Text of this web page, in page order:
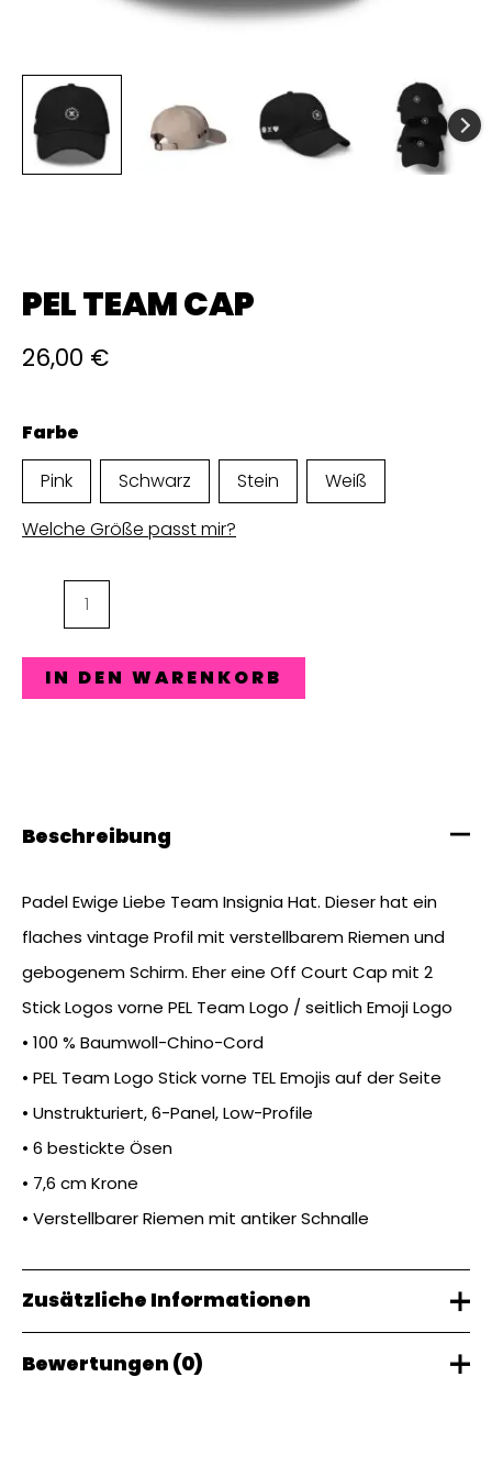
PEL TEAM CAP
26,00 €
Farbe
Pink
Schwarz Stein
Weiß
Welche Größe passt mir?
Team
Cap
Menge
IN DEN WARENKORB
Beschreibung
Padel Ewige Liebe Team Insignia Hat. Dieser hat ein
flaches vintage Profil mit verstellbarem Riemen und
gebogenem Schirm. Eher eine Off Court Cap mit 2
Stick Logos vorne PEL Team Logo / seitlich Emoji Logo
• 100 % Baumwoll-Chino-Cord
• PEL Team Logo Stick vorne TEL Emojis auf der Seite
• Unstrukturiert, 6-Panel, Low-Profile
• 6 bestickte Ösen
• 7,6 cm Krone
• Verstellbarer Riemen mit antiker Schnalle
Zusätzliche Informationen
Gewicht
Bewertungen (0)